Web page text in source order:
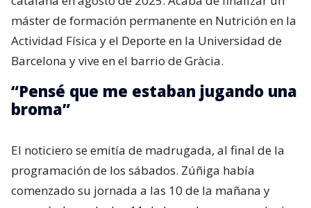
máster de formación permanente en Nutrición en la
Actividad Física y el Deporte en la Universidad de
Barcelona y vive en el barrio de Gràcia.
“Pensé que me estaban jugando una
broma”
El noticiero se emitía de madrugada, al final de la
programación de los sábados. Zúñiga había
comenzado su jornada a las 10 de la mañana y